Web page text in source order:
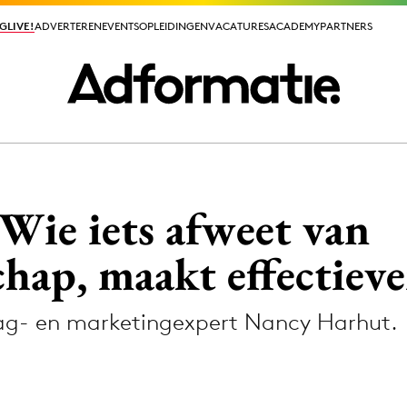
ADVERTERENEVENTSOPLEIDINGENVACATURESACADEMYPARTNERS
ADVERTERENEVENTSOPLEIDINGENVACATURESACADEMYPARTNERS
Media
iets afweet van
maakt
en marketingexpert Nancy Harhut.